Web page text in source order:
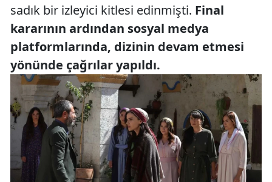
sadık bir izleyici kitlesi edinmişti. Final
kararının ardından sosyal medya
platformlarında, dizinin devam etmesi
yönünde çağrılar yapıldı.